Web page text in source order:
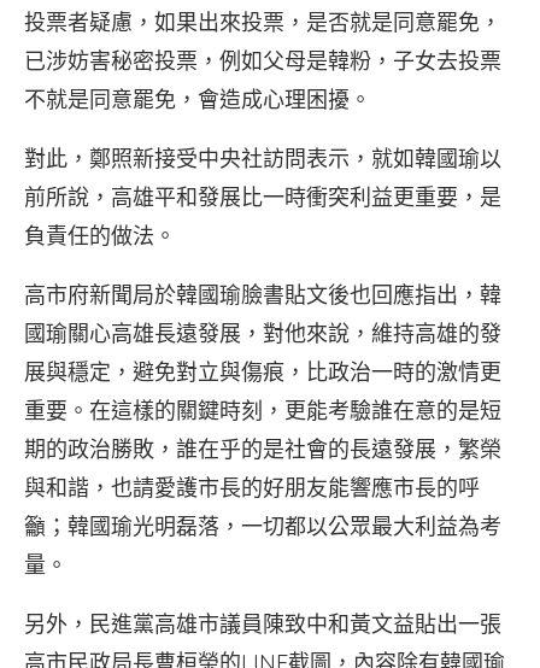
投票者疑慮，如果出來投票，是否就是同意罷免，
已涉妨害秘密投票，例如父母是韓粉，子女去投票
不就是同意罷免，會造成心理困擾。
對此，鄭照新接受中央社訪問表示，就如韓國瑜以
前所說，高雄平和發展比一時衝突利益更重要，是
負責任的做法。
高市府新聞局於韓國瑜臉書貼文後也回應指出，韓
國瑜關心高雄長遠發展，對他來說，維持高雄的發
展與穩定，避免對立與傷痕，比政治一時的激情更
重要。在這樣的關鍵時刻，更能考驗誰在意的是短
期的政治勝敗，誰在乎的是社會的長遠發展，繁榮
與和諧，也請愛護市長的好朋友能響應市長的呼
籲；韓國瑜光明磊落，一切都以公眾最大利益為考
量。
另外，民進黨高雄市議員陳致中和黃文益貼出一張